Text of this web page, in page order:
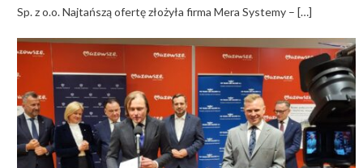
Sp. z o.o. Najtańszą ofertę złożyła firma Mera Systemy – […]